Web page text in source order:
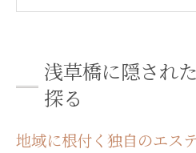
施術後に感じる心身
東京都台東区でエステが
プロの施術で得られ
浅草橋に隠され
探る
地域に根付く独自のエス